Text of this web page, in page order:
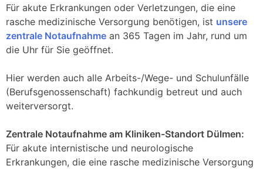
Für akute Erkrankungen oder Verletzungen, die eine
rasche medizinische Versorgung benötigen, ist unsere
zentrale Notaufnahme an 365 Tagen im Jahr, rund um
die Uhr für Sie geöffnet.
Hier werden auch alle Arbeits-/Wege- und Schulunfälle
(Berufsgenossenschaft) fachkundig betreut und auch
weiterversorgt.
Zentrale Notaufnahme am Kliniken-Standort Dülmen:
Für akute internistische und neurologische
Erkrankungen, die eine rasche medizinische Versorgung